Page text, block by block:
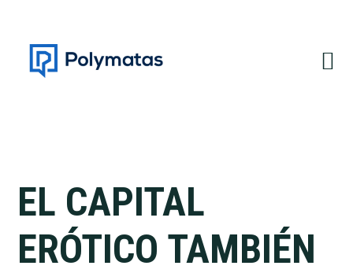
navegación
contenido
principal
EL CAPITAL
ERÓTICO TAMBIÉN